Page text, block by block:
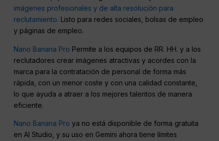
imágenes profesionales y de alta resolución para
reclutamiento. Listo para redes sociales, bolsas de empleo
y páginas de empleo.
Nano Banana Pro Permite a los equipos de RR. HH. y a los
reclutadores crear imágenes atractivas y acordes con la
marca para la contratación de personal de forma más
rápida, con un menor coste y con una calidad constante,
lo que ayuda a atraer a los mejores talentos de manera
eficiente.
Nano Banana Pro ya no está disponible de forma gratuita
en AI Studio, y su uso en Gemini ahora tiene límites